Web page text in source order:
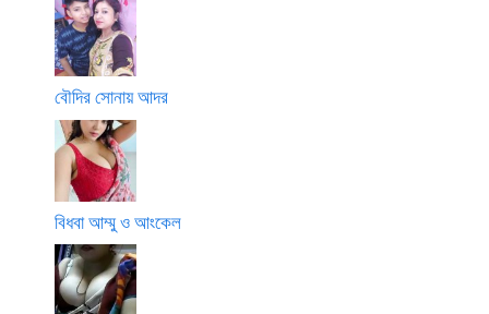
বৌদির সোনায় আদর
বিধবা আম্মু ও আংকেল